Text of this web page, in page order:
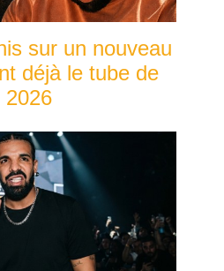
sur un nouveau
déjà le tube de
2026